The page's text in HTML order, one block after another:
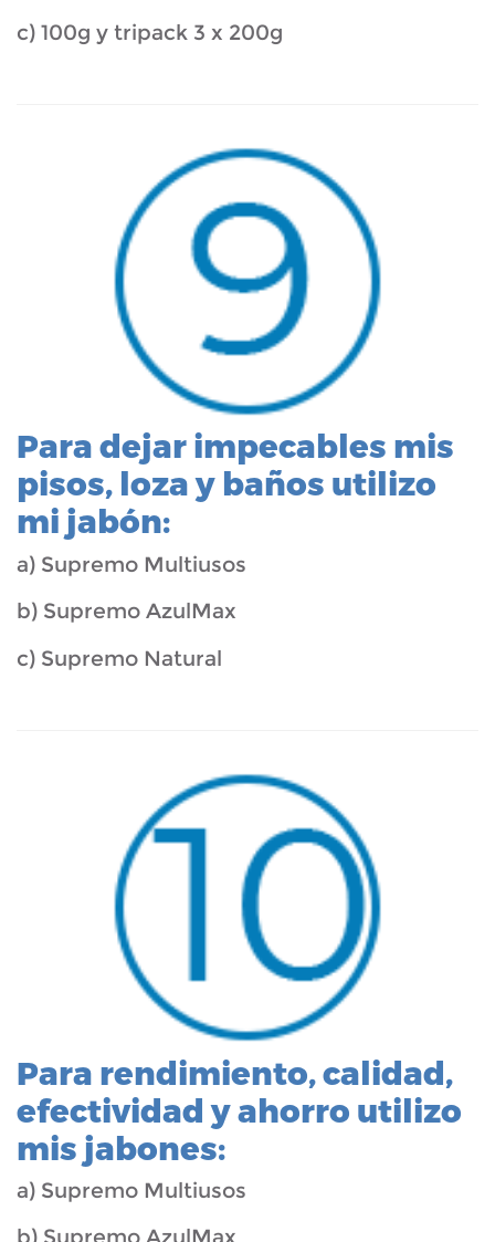
c) 100g y tripack 3 x 200g
Para dejar impecables mis
pisos, loza y baños utilizo
mi jabón:
a) Supremo Multiusos
b) Supremo AzulMax
c) Supremo Natural
Para rendimiento, calidad,
efectividad y ahorro utilizo
mis jabones:
a) Supremo Multiusos